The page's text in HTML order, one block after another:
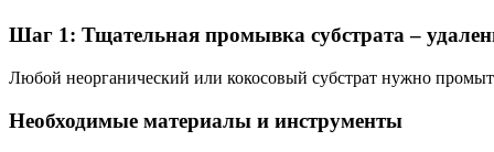
Шаг 1: Тщательная промывка субстрата –
Любой неорганический или кокосовый субстрат нужно
Необходимые материалы и инструменты